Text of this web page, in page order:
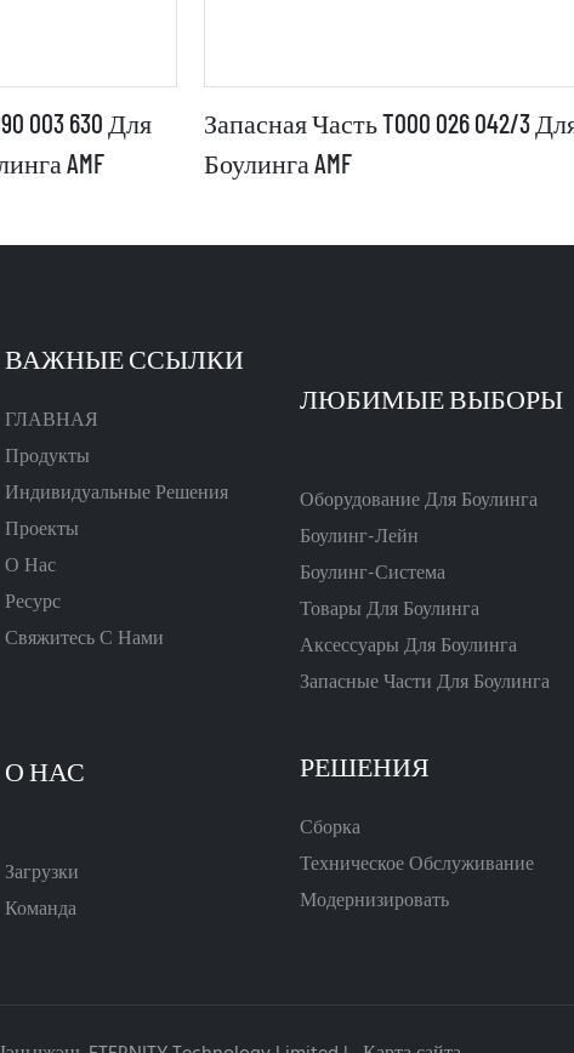
003 630 Для
AMF
Запасная Часть T000 026 042/3
Боулинга AMF
ВАЖНЫЕ ССЫЛКИ
ГЛАВНАЯ
Продукты
Индивидуальные Решения
Проекты
О Нас
Ресурс
Свяжитесь С Нами
Загрузки
Команда
Оборудование Для Боулинга
Боулинг-Лейн
Боулинг-Система
Товары Для Боулинга
Аксессуары Для Боулинга
Запасные Части Для Боулинга
РЕШЕНИЯ
Сборка
Техническое Обслуживание
Модернизировать